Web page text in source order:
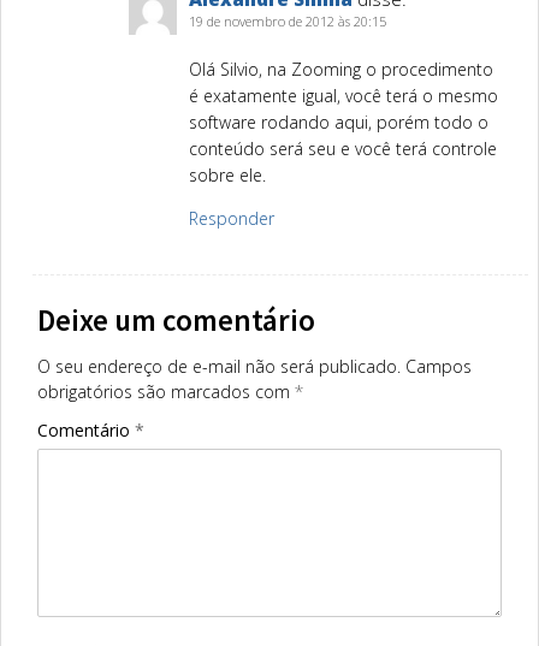
19 de novembro de 2012 às 20:15
Olá Silvio, na Zooming o procedimento
é exatamente igual, você terá o mesmo
software rodando aqui, porém todo o
conteúdo será seu e você terá controle
sobre ele.
Responder
Deixe um comentário
O seu endereço de e-mail não será publicado. Campos
obrigatórios são marcados com *
Comentário *